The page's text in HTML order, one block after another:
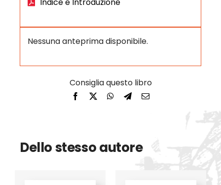
Nessuna anteprima disponibile.
Dello stesso autore